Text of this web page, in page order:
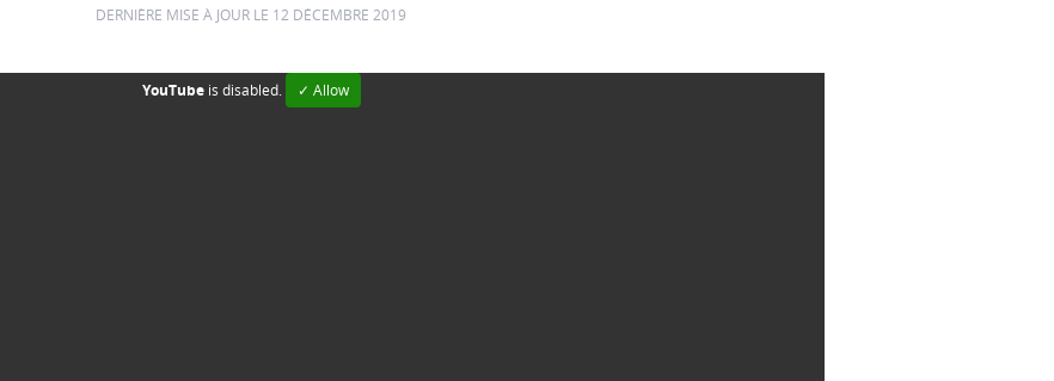
DERNIÈRE MISE À JOUR LE 12 DÉCEMBRE 2019
YouTubeis disabled. ✓ Allow